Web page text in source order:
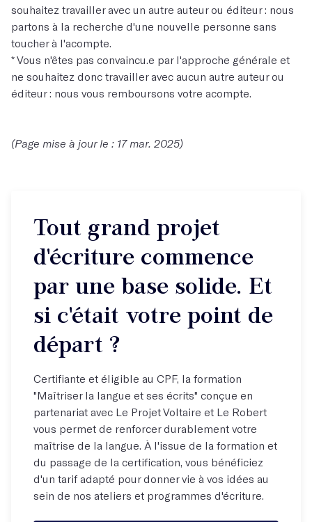
souhaitez travailler avec un autre auteur ou éditeur : nous
partons à la recherche d'une nouvelle personne sans
toucher à l'acompte.
* Vous n'êtes pas convaincu.e par l'approche générale et
ne souhaitez donc travailler avec aucun autre auteur ou
éditeur : nous vous remboursons votre acompte.
(Page mise à jour le : 17 mar. 2025)
Tout grand projet
d'écriture commence
par une base solide. Et
si c'était votre point de
départ ?
Certifiante et éligible au CPF, la formation
"Maîtriser la langue et ses écrits" conçue en
partenariat avec Le Projet Voltaire et Le Robert
vous permet de renforcer durablement votre
maîtrise de la langue. À l'issue de la formation et
du passage de la certification, vous bénéficiez
d'un tarif adapté pour donner vie à vos idées au
sein de nos ateliers et programmes d'écriture.